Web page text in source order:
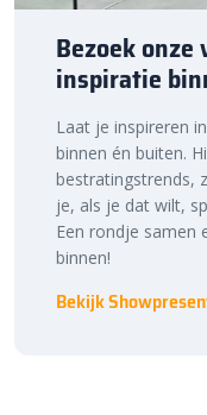
Bezoek
inspiratie
Laat je inspireren
binnen én buiten.
bestratingstrends,
je, als je dat wilt,
Een rondje samen
binnen!
Bekijk